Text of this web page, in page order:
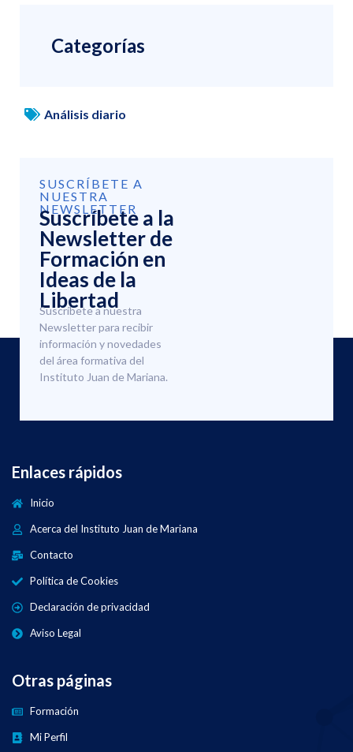
Categorías
Análisis diario
SUSCRÍBETE A
NUESTRA
NEWSLETTER
Suscríbete a la
Newsletter de
Formación en
Ideas de la
Libertad
Suscríbete a nuestra
Newsletter para recibir
información y novedades
del área formativa del
Instituto Juan de Mariana.
Enlaces rápidos
Inicio
Acerca del Instituto Juan de Mariana
Contacto
Política de Cookies
Declaración de privacidad
Aviso Legal
Otras páginas
Formación
Mi Perfil